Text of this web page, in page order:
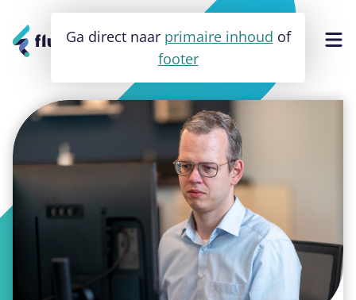
Ga direct naar primaire inhoud of
footer
Software
Websites
Cases